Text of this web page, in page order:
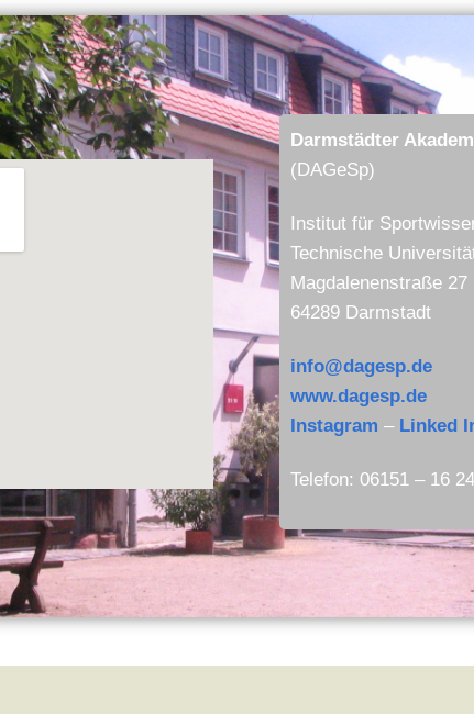
Darmstädter
(DAGeSp)
Institut für
Technische
Magdalenenstraße 27
64289 Darmstadt
info@dagesp.de
www.dagesp.de
Instagram – Linked
Telefon: 06151 – 16